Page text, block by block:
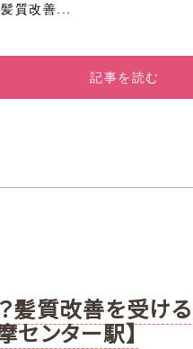
質改善...
記事を読む
髪質改善を受け
センター駅】